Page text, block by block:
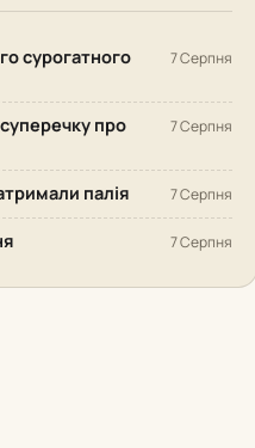
сурогатного
7 Серпня
про
7 Серпня
палія 7 Серпня
7 Серпня